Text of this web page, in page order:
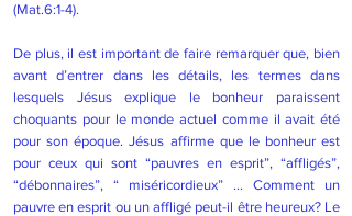
(Mat.6:1-4).
De plus, il est important de faire remarquer que, bien
avant d’entrer dans les détails, les termes dans
lesquels Jésus explique le bonheur paraissent
choquants pour le monde actuel comme il avait été
pour son époque. Jésus affirme que le bonheur est
pour ceux qui sont “pauvres en esprit”, “affligés”,
“débonnaires”, “ miséricordieux” … Comment un
pauvre en esprit ou un affligé peut-il être heureux? Le